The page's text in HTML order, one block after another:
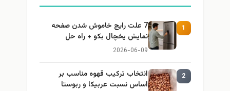
1
7 علت رایج خاموش شدن صفحه
نمایش یخچال بکو + راه حل
2026-06-09
2
انتخاب ترکیب قهوه مناسب بر
اساس نسبت عربیکا و ربوستا